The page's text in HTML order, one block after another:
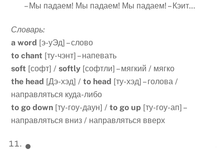
– Мы падаем! Мы падаем! Мы падаем! – Кэит…
Словарь:
a word [э-уЭд] – слово
to chant [ту-чэнт] – напевать
soft [софт] /softly [софтли] – мягкий / мягко
the head [Дэ-хэд] /to head [ту-хэд] – голова /
направляться куда-либо
to go down [ту-гоу-даун] /to go up [ту-гоу-ап] –
направляться вниз / направляться вверх